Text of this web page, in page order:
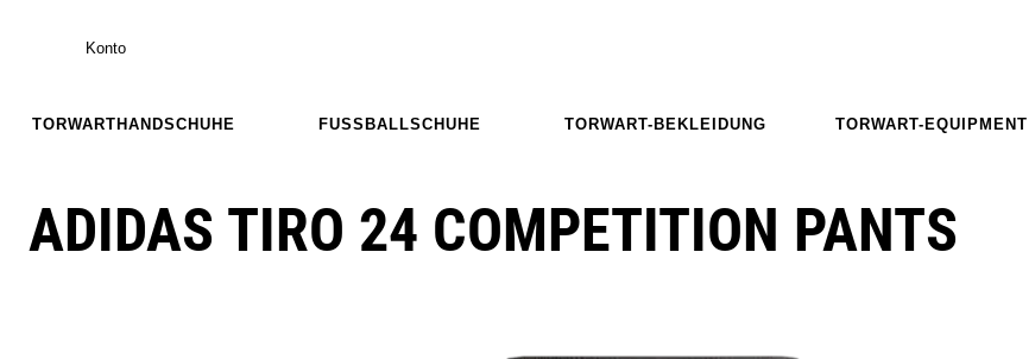
Konto
TORWARTHANDSCHUHE FUSSBALLSCHUHE TORWART-BEKLEIDUNG TORWART-EQUIPMENT
ADIDAS TIRO 24 COMPETITION PANTS